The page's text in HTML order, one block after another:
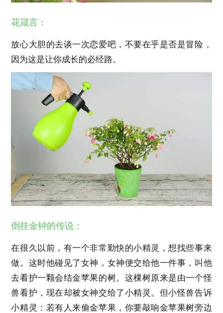
花箴言：
放心大胆的去谈一次恋爱吧，不要在乎是否是冒险，
因为这是让你成长的必经路。
倒挂金钟的传说：
在很久以前，有一个非常勤快的小精灵，想找些事来
做。这时他碰见了女神，女神便交给他一件事，叫他
去看护一颗会结金苹果的树。这棵树原来是由一个怪
兽看护，现在却被女神交给了小精灵。但小怪兽告诉
小精灵：若有人来偷金苹果，你要敲响金苹果树旁边